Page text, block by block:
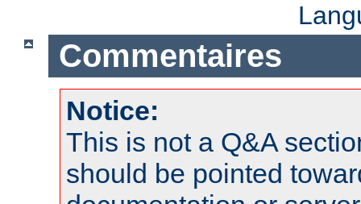
Commentaires
Notice:
This is not a Q&A
should be pointed